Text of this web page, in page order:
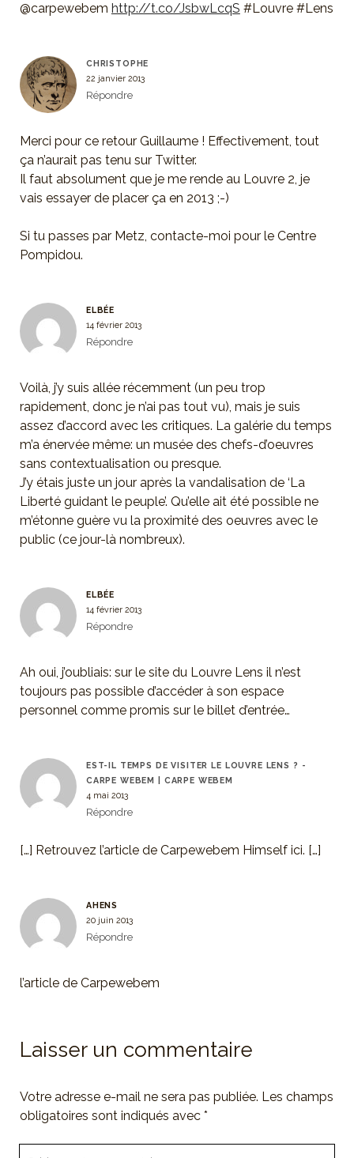
@carpewebem http://t.co/JsbwLcqS #Louvre #Lens
CHRISTOPHE
22 janvier 2013
Répondre
Merci pour ce retour Guillaume ! Effectivement, tout
ça n’aurait pas tenu sur Twitter.
Il faut absolument que je me rende au Louvre 2, je
vais essayer de placer ça en 2013 ;-)
Si tu passes par Metz, contacte-moi pour le Centre
Pompidou.
ELBÉE
14 février 2013
Répondre
Voilà, j’y suis allée récemment (un peu trop
rapidement, donc je n’ai pas tout vu), mais je suis
assez d’accord avec les critiques. La galérie du temps
m’a énervée même: un musée des chefs-d’oeuvres
sans contextualisation ou presque.
J’y étais juste un jour après la vandalisation de ‘La
Liberté guidant le peuple’. Qu’elle ait été possible ne
m’étonne guère vu la proximité des oeuvres avec le
public (ce jour-là nombreux).
ELBÉE
14 février 2013
Répondre
Ah oui, j’oubliais: sur le site du Louvre Lens il n’est
toujours pas possible d’accéder à son espace
personnel comme promis sur le billet d’entrée…
EST-IL TEMPS DE VISITER LE LOUVRE LENS ? -
CARPE WEBEM | CARPE WEBEM
4 mai 2013
Répondre
[…] Retrouvez l’article de Carpewebem Himself ici. […]
AHENS
20 juin 2013
Répondre
l’article de Carpewebem
Laisser un commentaire
Votre adresse e-mail ne sera pas publiée. Les champs
obligatoires sont indiqués avec *